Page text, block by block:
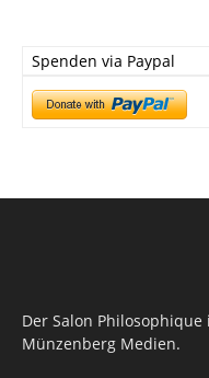
Spenden via Paypal
Der Salon
Münzenberg Medien.